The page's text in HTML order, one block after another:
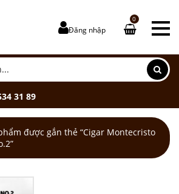
Đăng nhập
0
31 89
được gắn thẻ “Cigar Montecristo